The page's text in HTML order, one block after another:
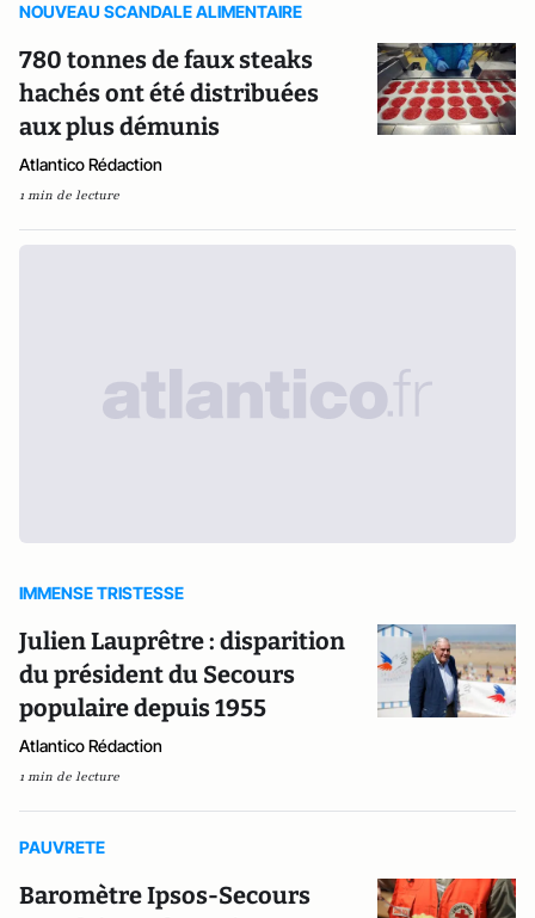
NOUVEAU SCANDALE ALIMENTAIRE
780 tonnes de faux steaks
hachés ont été distribuées
aux plus démunis
Atlantico Rédaction
1 min de lecture
IMMENSE TRISTESSE
Julien Lauprêtre : disparition
du président du Secours
populaire depuis 1955
Atlantico Rédaction
1 min de lecture
PAUVRETE
Baromètre Ipsos-Secours